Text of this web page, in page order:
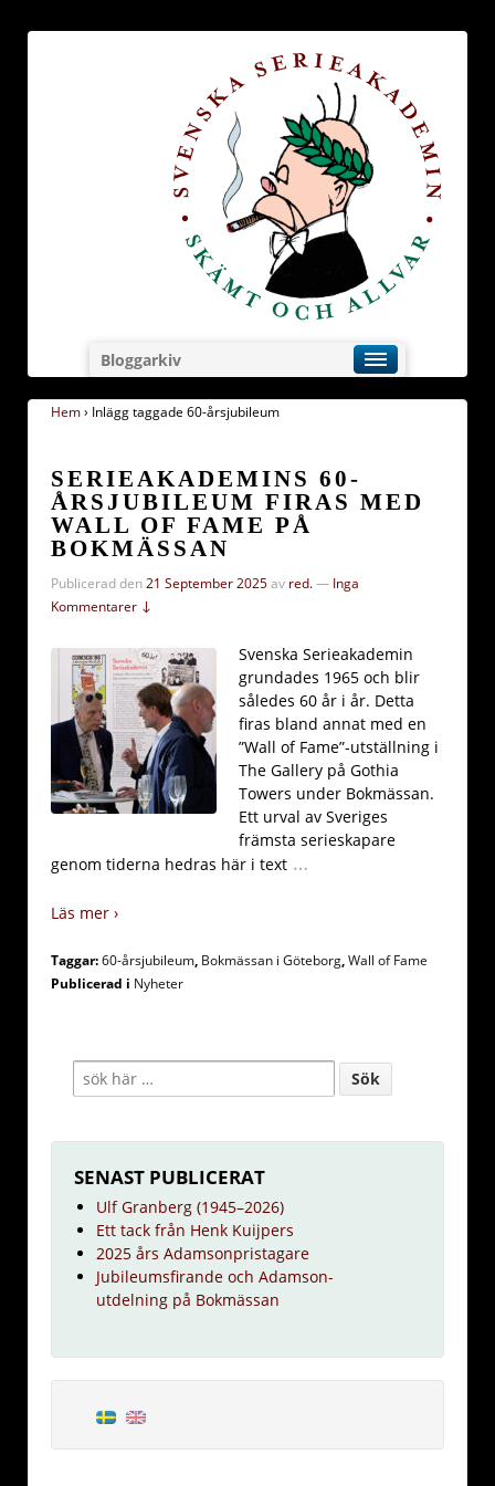
Bloggarkiv
Hem› Inlägg taggade 60-årsjubileum
SERIEAKADEMINS 60-
ÅRSJUBILEUM FIRAS MED
WALL OF FAME PÅ
BOKMÄSSAN
Publicerad den21 September 2025av red.— Inga
Kommentarer ↓
Svenska Serieakademin
grundades 1965 och blir
således 60 år i år. Detta
firas bland annat med en
”Wall of Fame”-utställning i
The Gallery på Gothia
Towers under Bokmässan.
Ett urval av Sveriges
främsta serieskapare
genom tiderna hedras här i text …
Läs mer ›
Taggar:60-årsjubileum, Bokmässan i Göteborg,Wall of Fame
Publicerad i Nyheter
SENAST PUBLICERAT
Ulf Granberg (1945–2026)
Ett tack från Henk Kuijpers
2025 års Adamsonpristagare
Jubileumsfirande och Adamson-
utdelning på Bokmässan